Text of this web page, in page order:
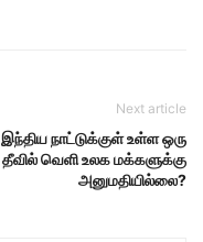
Next article
இந்திய நாட்டுக்குள் உள்ள ஒரு
தீவில் வெளி உலக மக்களுக்கு
அனுமதியில்லை?